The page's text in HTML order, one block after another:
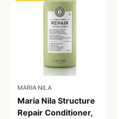
MARIA NILA
Maria Nila Structure
Repair Conditioner,